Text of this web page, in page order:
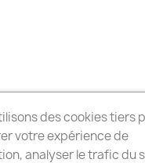
des cookies tiers
votre expérience de
analyser le trafic du